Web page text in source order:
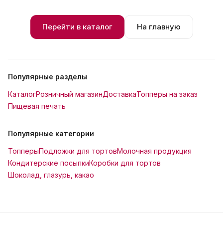
Перейти в каталог На главную
Популярные разделы
КаталогРозничный магазинДоставкаТопперы на заказ
Пищевая печать
Популярные категории
ТопперыПодложки для тортовМолочная продукция
Кондитерские посыпкиКоробки для тортов
Шоколад, глазурь, какао